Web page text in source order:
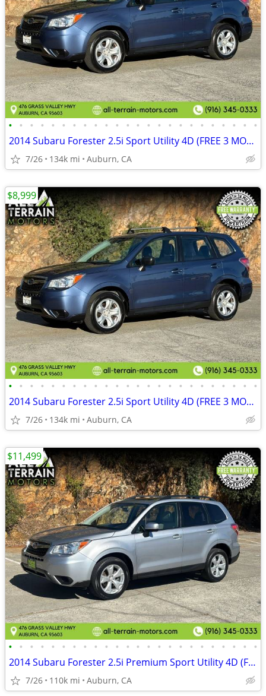
• • • • • • • • • • • • • • • • • • • • • • • •
2014 Subaru Forester 2.5i Sport Utility 4D (FREE 3 MONTH WARRANTY)
7/26 134k mi Auburn, CA
• • • • • • • • • • • • • • • • • • • • • • • •
2014 Subaru Forester 2.5i Sport Utility 4D (FREE 3 MONTH WARRANTY)
7/26 134k mi Auburn, CA
$8,999
• • • • • • • • • • • • • • • • • • • • • • • •
2014 Subaru Forester 2.5i Premium Sport Utility 4D (FREE 3 MONTH WARRA
7/26 110k mi Auburn, CA
$11,499